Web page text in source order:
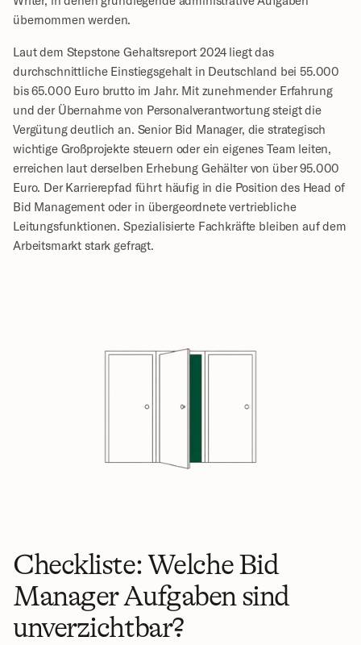
übernommen werden.
Laut dem Stepstone Gehaltsreport 2024 liegt das
durchschnittliche Einstiegsgehalt in Deutschland bei 55.000
bis 65.000 Euro brutto im Jahr. Mit zunehmender Erfahrung
und der Übernahme von Personalverantwortung steigt die
Vergütung deutlich an. Senior Bid Manager, die strategisch
wichtige Großprojekte steuern oder ein eigenes Team leiten,
erreichen laut derselben Erhebung Gehälter von über 95.000
Euro. Der Karrierepfad führt häufig in die Position des Head of
Bid Management oder in übergeordnete vertriebliche
Leitungsfunktionen. Spezialisierte Fachkräfte bleiben auf dem
Arbeitsmarkt stark gefragt.
Checkliste: Welche Bid
Manager Aufgaben sind
unverzichtbar?